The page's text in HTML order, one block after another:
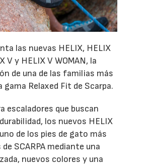
las nuevas HELIX, HELIX
V y HELIX V WOMAN, la
de una de las familias más
gama Relaxed Fit de Scarpa.
escaladores que buscan
los nuevos HELIX
de los pies de gato más
SCARPA mediante una
nuevos colores y una